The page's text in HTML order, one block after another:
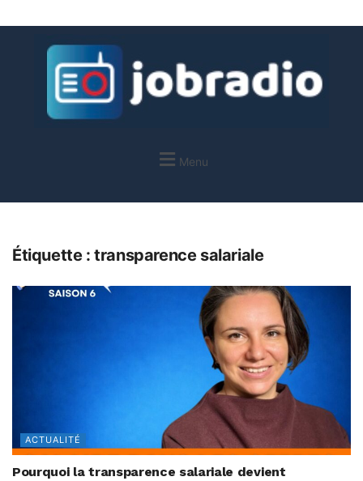
Menu
Étiquette :transparence salariale
ACTUALITÉ
Pourquoi la transparence salariale devient